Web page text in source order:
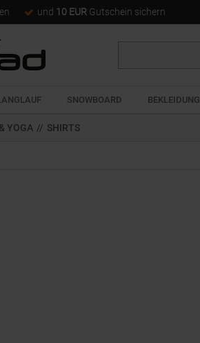
und 10 EUR Gutschein sichern
SNOWBOARD BEKLEIDUNG
YOGA // SHIRTS